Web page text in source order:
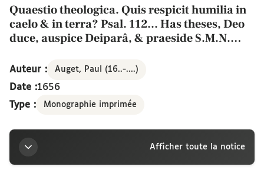
Quaestio theologica. Quis respicit humilia in
caelo & in terra? Psal. 112... Has theses, Deo
duce, auspice Deiparâ, & praeside S.M.N.
Navarrico, propugnare conabitur Paulus
Auget Parisinus, prior Sanctae Mariae de
Rouget, die [29] mensis januarii anno Domini
1656, à meridie ad vesperam. In Sorbona. Pro
Auteur : Auget, Paul (16..-....)
Date :1656
Type :
Monographie imprimée
Afficher toute la notice